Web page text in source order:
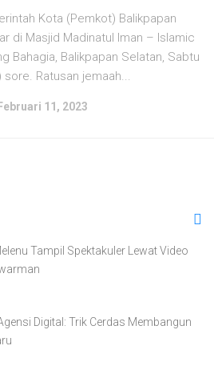
Kota (Pemkot) Balikpapan
di Masjid Madinatul Iman – Islamic
Bahagia, Balikpapan Selatan, Sabtu
sore. Ratusan jemaah...
Februari 11, 2023
Tampil Spektakuler Lewat Video
Digital: Trik Cerdas Membangun